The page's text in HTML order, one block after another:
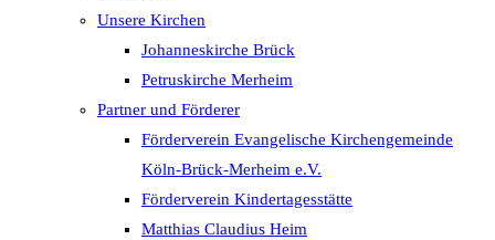
Unsere Kirchen
Johanneskirche Brück
Petruskirche Merheim
Partner und Förderer
Förderverein Evangelische Kirchengemeinde
Köln-Brück-Merheim e.V.
Förderverein Kindertagesstätte
Matthias Claudius Heim